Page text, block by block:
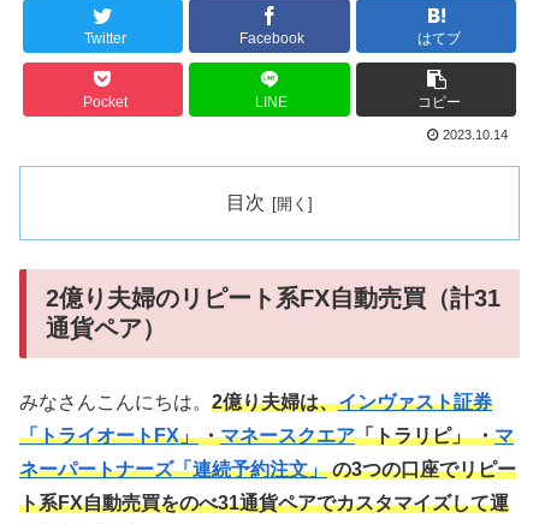
Twitter Facebook はてブ
Pocket LINE コピー
2023.10.14
目次
2億り夫婦のリピート系FX自動売買（計31
通貨ペア）
みなさんこんにちは。 2億り夫婦は、インヴァスト証券
「トライオートFX」・マネースクエア「トラリピ」 ・マ
ネーパートナーズ「連続予約注文」の3つの口座でリピー
ト系FX自動売買をのべ31通貨ペアでカスタマイズして運